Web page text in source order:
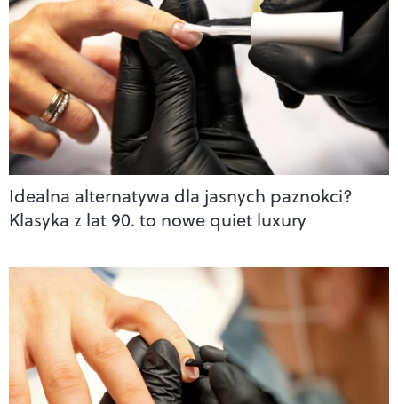
Idealna alternatywa dla jasnych paznokci?
Klasyka z lat 90. to nowe quiet luxury